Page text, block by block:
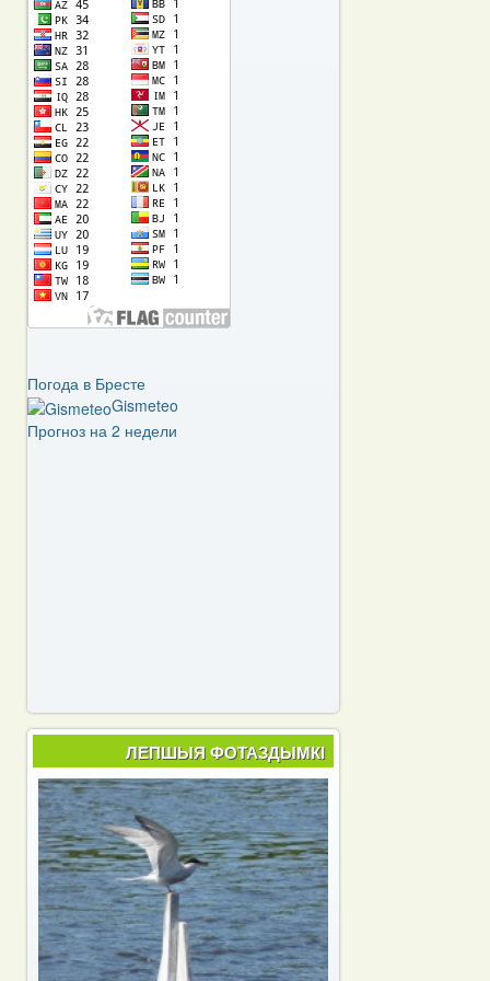
Погода в Бресте
Gismeteo
Прогноз на 2 недели
ЛЕПШЫЯ ФОТАЗДЫМКІ